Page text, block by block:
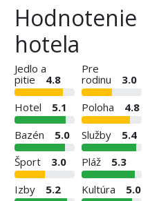
Hodnotenie
hotela
Jedlo a
pitie
4.8
Pre
rodinu
3.0
Hotel
5.1 Poloha
4.8
Bazén
5.0 Služby
5.4
Šport
3.0 Pláž
5.3
Izby
5.2 Kultúra
5.0